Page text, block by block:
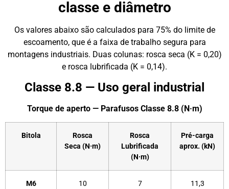
classe e diâmetro
Os valores abaixo são calculados para 75% do limite de
escoamento, que é a faixa de trabalho segura para
montagens industriais. Duas colunas: rosca seca (K = 0,20)
e rosca lubrificada (K = 0,14).
Classe 8.8 — Uso geral industrial
Torque de aperto — Parafusos Classe 8.8 (N·m)
Bitola
Rosca
Seca (N·m)
Rosca
Lubrificada
(N·m)
Pré-carga
aprox. (kN)
M6 10 7 11,3